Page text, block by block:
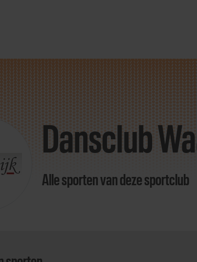
Dansclub
Alle sporten van deze sportclub